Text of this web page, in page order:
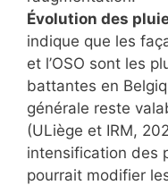
Évolution des
indique que les
et l’OSO sont les
battantes en
générale reste
(ULiège et IRM,
intensification des
pourrait modifier